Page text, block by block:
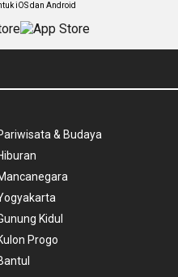
iOS dan Android
& Budaya
Kidul
Progo